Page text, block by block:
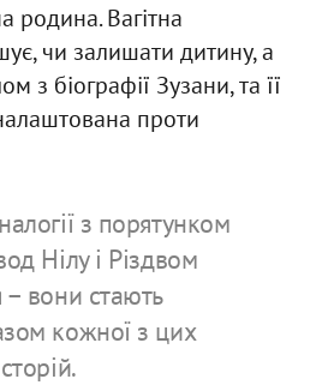
родина. Вагітна
чи залишати дитину, а
біографії Зузани, та її
проти
з порятунком
Нілу і Різдвом
– вони стають
кожної з цих